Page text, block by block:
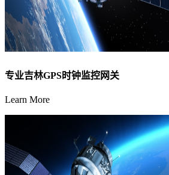
专业吉林GPS时钟监控网关
Learn More